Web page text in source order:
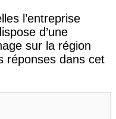
l’entreprise
d’une
sur la région
réponses dans cet